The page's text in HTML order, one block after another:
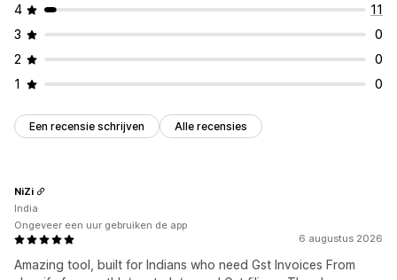
4
11
3
0
2
0
1
0
Een recensie schrijven Alle recensies
6 augustus 2026
Amazing tool, built for Indians who need Gst Invoices From
NiZi
India
Ongeveer een uur gebruiken de app